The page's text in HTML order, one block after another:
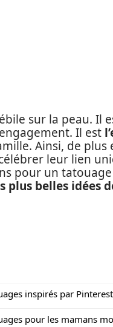
sur la peau. Il
Il est
Ainsi, de plus
leur lien
pour un
plus belles idées
inspirés par Pinterest
pour les mamans